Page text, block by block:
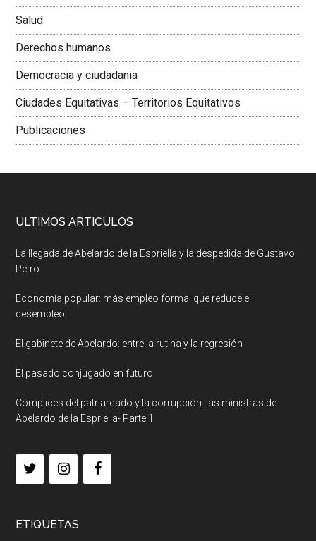
Salud
Derechos humanos
Democracia y ciudadania
Ciudades Equitativas – Territorios Equitativos
Publicaciones
ULTIMOS ARTICULOS
La llegada de Abelardo de la Espriella y la despedida de Gustavo
Petro
Economía popular: más empleo formal que reduce el
desempleo
El gabinete de Abelardo: entre la rutina y la regresión
El pasado conjugado en futuro
Cómplices del patriarcado y la corrupción: las ministras de
Abelardo de la Espriella- Parte 1
ETIQUETAS